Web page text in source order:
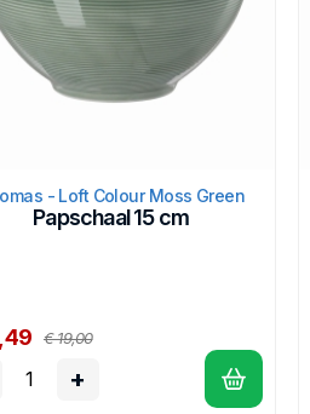
- Loft Colour Moss Green
Papschaal 15 cm
€ 19,00
+